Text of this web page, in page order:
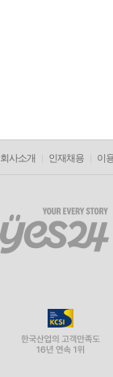
회사소개 인재채용 이